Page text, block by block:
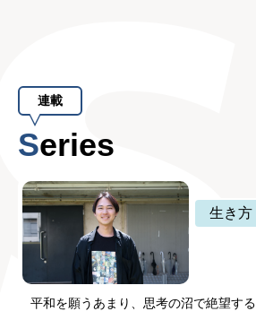
連載
Series
生き方
平和を願うあまり、思考の沼で絶望する